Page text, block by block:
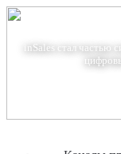
inSales стал частью